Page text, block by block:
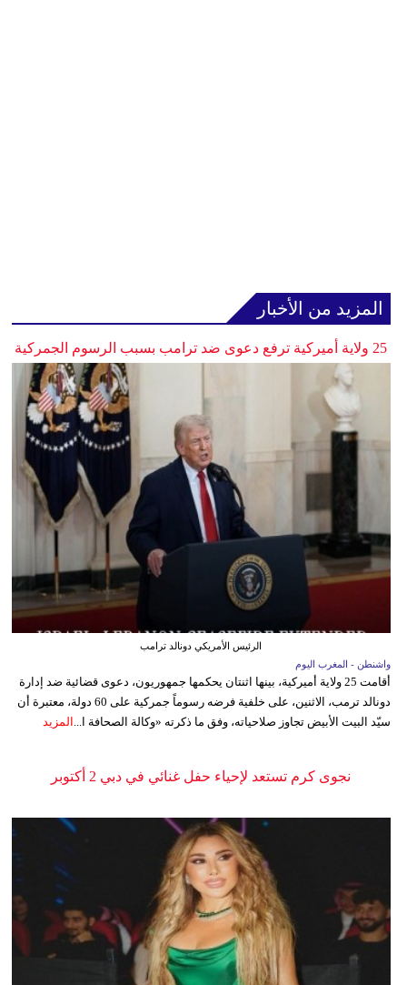
المزيد من الأخبار
25 ولاية أميركية ترفع دعوى ضد ترامب بسبب الرسوم الجمركية
الرئيس الأمريكي دونالد ترامب
واشنطن - المغرب اليوم
أقامت 25 ولاية أميركية، بينها اثنتان يحكمها جمهوريون، دعوى قضائية ضد إدارة
دونالد ترمب، الاثنين، على خلفية فرضه رسوماً جمركية على 60 دولة، معتبرة أن
سيّد البيت الأبيض تجاوز صلاحياته، وفق ما ذكرته «وكالة الصحافة ا... المزيد
نجوى كرم تستعد لإحياء حفل غنائي في دبي 2 أكتوبر